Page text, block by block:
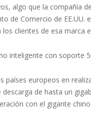
algo que la compañía
de Comercio de
clientes de esa marca
inteligente con soporte
europeos en
de hasta un
con el gigante